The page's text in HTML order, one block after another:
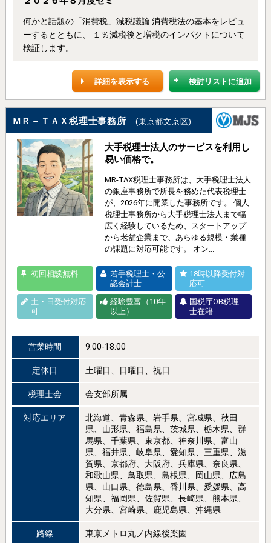
何かと話題の「消費税」減税議論 消費税法の基本をレビュ
ーするとともに、 １％減税後と増税のインパクトについて
検証します。
検討リストに追加
詳細を表示する
ＭＲ－ＴＡＸ税理士事務所 (東京都文京区)
大手税理士法人のサービスを利用し
易い価格で。
MR-TAX税理士事務所は、大手税理士法人
の銀座事務所で所長を務めた代表税理士
が、2026年に開業した事務所です。 個人
税理士事務所から大手税理士法人まで幅
広く経験しているため、スタートアップ
から老舗企業まで、あらゆる規模・業種
の課題に対応可能です。 オン...
初回相談無料
若手税理士・公
認会計士
18時以降受付対
応可
土・日受付対応
可
経験豊富（10年
以上）
国税庁OB税理
士在籍
営業時間 9:00-18:00
定休日 土曜日、日曜日、祝日
税理士会 会支部所属
対応エリア
北海道、青森県、岩手県、宮城県、秋田
県、山形県、福島県、茨城県、栃木県、群
馬県、千葉県、東京都、神奈川県、富山
県、福井県、岐阜県、愛知県、三重県、滋
賀県、京都府、大阪府、兵庫県、奈良県、
和歌山県、鳥取県、島根県、岡山県、広島
県、山口県、徳島県、香川県、愛媛県、高
知県、福岡県、佐賀県、長崎県、熊本県、
大分県、宮崎県、鹿児島県、沖縄県
路線 東京メトロ丸ノ内線後楽園